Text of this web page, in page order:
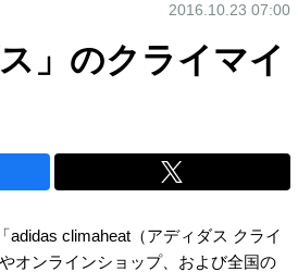
2016.10.23 07:00
」のクライマイ
climaheat（アディダス クライ
オンラインショップ、および全国の